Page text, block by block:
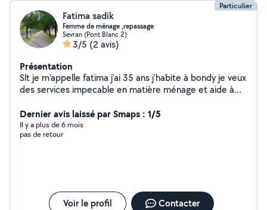
Particulier
Fatima sadik
Femme de ménage ,repassage
Sevran (Pont Blanc 2)
3/5 (2 avis)
Présentation
Slt je m'appelle fatima j'ai 35 ans j'habite à bondy je veux
des services impecable en matière ménage et aide à
besoin .très cordialement
Dernier avis laissé par Smaps : 1/5
Il y a plus de 6 mois
pas de retour
Voir le profil Contacter